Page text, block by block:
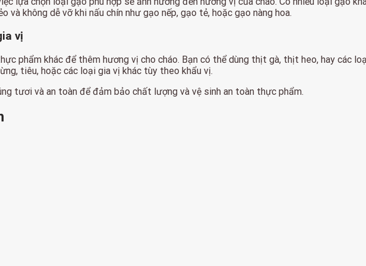
và không dễ vỡ khi nấu chín như gạo nếp, gạo tẻ, hoặc gạo nàng hoa.
vị
phẩm khác để thêm hương vị cho cháo. Bạn có thể dùng thịt gà, thịt heo, hay các
tiêu, hoặc các loại gia vị khác tùy theo khẩu vị.
tươi và an toàn để đảm bảo chất lượng và vệ sinh an toàn thực phẩm.